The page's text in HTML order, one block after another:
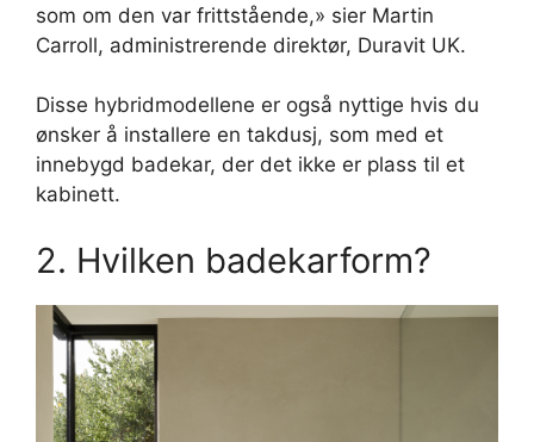
som om den var frittstående,» sier Martin
Carroll, administrerende direktør, Duravit UK.
Disse hybridmodellene er også nyttige hvis du
ønsker å installere en takdusj, som med et
innebygd badekar, der det ikke er plass til et
kabinett.
2. Hvilken badekarform?